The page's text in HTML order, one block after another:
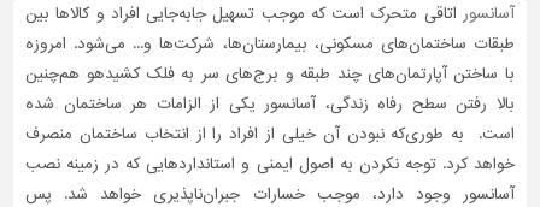
آسانسور اتاقی متحرک است که موجب تسهیل جابه‌جایی افراد و کالاها بین
طبقات ساختمان‌های مسکونی، بیمارستان‌ها، شرکت‌ها و... می‌شود. امروزه
با ساختن آپارتمان‌های چند طبقه و برج‌های سر به فلک کشیدهو هم‌چنین
بالا رفتن سطح رفاه زندگی، آسانسور یکی از الزامات هر ساختمان شده
است. به طوری‌که نبودن آن خیلی‌ از افراد را از انتخاب ساختمان منصرف
خواهد کرد. توجه نکردن به اصول ایمنی و استانداردهایی که در زمینه نصب
آسانسور وجود دارد، موجب خسارات جبران‌ناپذیری خواهد شد. پس